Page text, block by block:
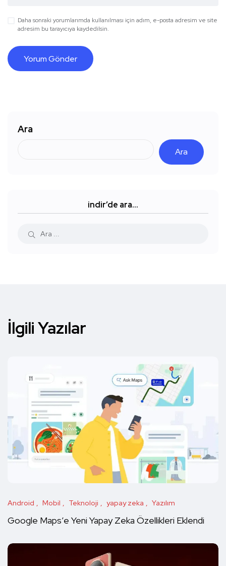
Daha sonraki yorumlarımda kullanılması için adım, e-posta adresim ve site
adresim bu tarayıcıya kaydedilsin.
Ara
Ara
indir’de ara…
İlgili Yazılar
Android Mobil Teknoloji yapay zeka Yazılım
Google Maps’e Yeni Yapay Zeka Özellikleri Eklendi